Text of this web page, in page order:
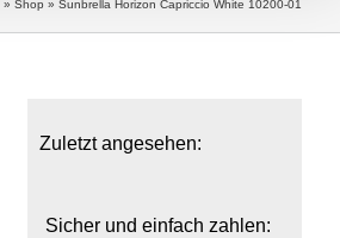
» Shop » Sunbrella Horizon Capriccio White 10200-01
Zuletzt angesehen:
Sicher und einfach zahlen: